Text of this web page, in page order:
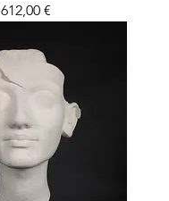
Prix
612,00 €